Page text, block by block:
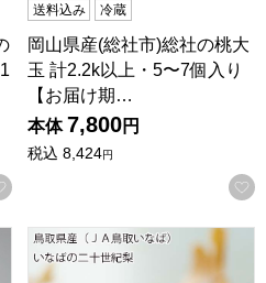
お気に入りに登録する
送料込み 冷蔵
岡山県産(総社市)総社の桃大
玉 計2.2k以上・5〜7個入り
【お届け期…
本体 7,800円
税込 8,424円
1.8kg以上 【限定50点】【お届
鳥取県産(JA鳥取いなば)いな